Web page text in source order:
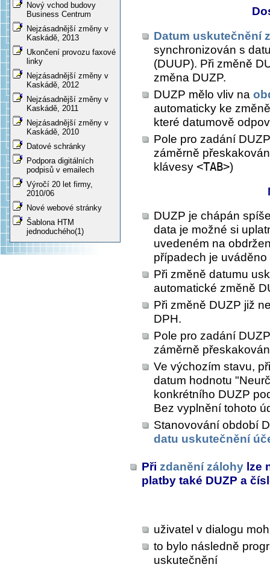
Nový vchod budovy
Business Centrum
Nejzásadnější změny v
Kaskádě, 2013
Ukončení provozu faxové
linky
Nejzásadnější změny v
Kaskádě, 2012
Nejzásadnější změny v
Kaskádě, 2011
Nejzásadnější změny v
Kaskádě, 2010
Datové schránky
Podpora digitálních
podpisů v emailech
Výročí 20 let firmy,
2010/06
Nové webové stránky
Šablona HTM
jednoduchého(1)
Datum uskutečnění
synchronizován s
(DUUP). Při změně
změna DUZP.
DUZP mělo vliv na
automaticky ke
které datumově
Pole pro zadání
záměrně
klávesy <TAB>)
DUZP je chápán
data je možné si
uvedeném na
případech je
Při změně datumu
automatické změně
Při změně DUZP již
DPH.
Pole pro zadání
záměrně
Ve výchozím stavu,
datum hodnotu
konkrétního DUZP
Bez vyplnění tohoto
Stanovování období
datu uskutečnění
Při zdanění zálohy lze
platby také DUZP a
uživatel v dialogu
to bylo následně
uskutečnění